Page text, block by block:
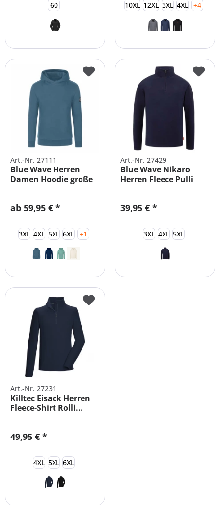
60 10XL 12XL 3XL 4XL +4
Art.-Nr. 27111
Blue Wave Herren
Damen Hoodie große
ab 59,95 € *
3XL 4XL 5XL 6XL +1
Art.-Nr. 27429
Blue Wave Nikaro
Herren Fleece Pulli
39,95 € *
3XL 4XL 5XL
Art.-Nr. 27231
Killtec Eisack Herren
Fleece-Shirt Rolli...
49,95 € *
4XL 5XL 6XL